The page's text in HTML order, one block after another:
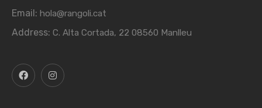
Email: hola@rangoli.cat
Address: C. Alta Cortada, 22 08560 Manlleu